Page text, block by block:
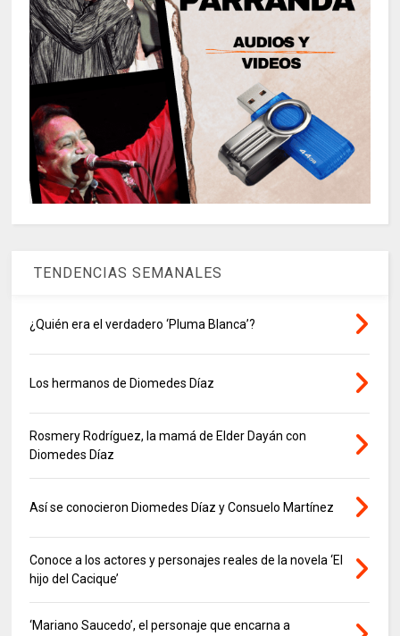
TENDENCIAS SEMANALES
¿Quién era el verdadero ‘Pluma Blanca’?
Los hermanos de Diomedes Díaz
Rosmery Rodríguez, la mamá de Elder Dayán con
Diomedes Díaz
Así se conocieron Diomedes Díaz y Consuelo Martínez
Conoce a los actores y personajes reales de la novela ‘El
hijo del Cacique’
‘Mariano Saucedo’, el personaje que encarna a